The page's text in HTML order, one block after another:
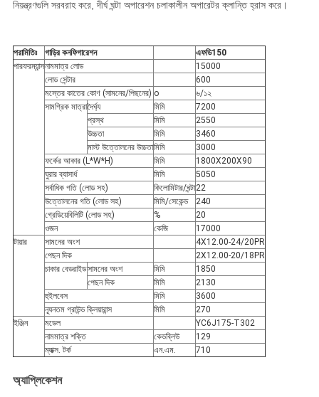
নিয়ন্ত্রণগুলি সরবরাহ করে, দীর্ঘ ঘন্টা অপারেশন চলাকালীন অপারেটর ক্লান্তি হ্রাস করে।
পরামিতিঃ গাড়ির কনফিগারেশন এফডি1 50
পারফরম্যান্সনামমাত্র লোড
15000
লোড সেন্টার
600
মস্তের কাতের কোণ (সামনের/পিছনের) o
৬/১২
সামগ্রিক মাত্রাদৈর্ঘ্য মিমি
7200
প্রস্থ
মিমি
2550
উচ্চতা
মিমি
3460
মাস্ট উত্তোলনের উচ্চতামিমি
3000
ফর্কের আকার (L*W*H)
মিমি
1800X200X90
ঘুরার ব্যাসার্ধ
মিমি
5050
সর্বাধিক গতি (লোড সহ)
কিলোমিটার/ঘন্টা22
উত্তোলনের গতি (লোড সহ)
মিমি/সেকেন্ড
240
গ্রেডিয়েবিলিটি (লোড সহ)
%
20
ওজন
কেজি
17000
টায়ার
সামনের অংশ
4X12.00-24/20PR
পেছন দিক
2X12.00-20/18PR
চাকার বেডরাইডসামনের অংশ মিমি
1850
পেছন দিক
মিমি
2130
হুইলবেস
মিমি
3600
ন্যূনতম গ্রাউন্ড ক্লিয়ারান্স
মিমি
270
ইঞ্জিন
মডেল
YC6J175-T302
নামমাত্র শক্তি
কেডব্লিউ
129
ম্যাক্স. টর্ক
এন.এম. 710
অ্যাপ্লিকেশন